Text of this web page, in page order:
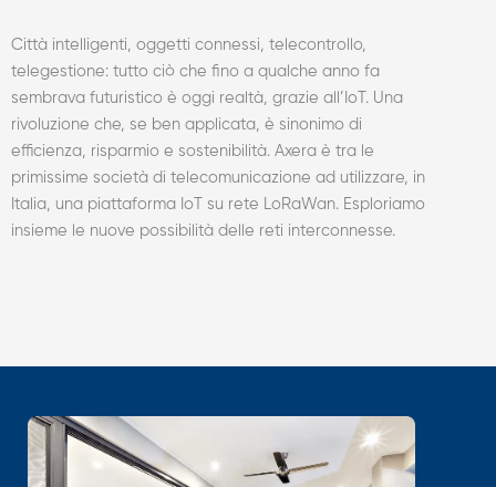
Città intelligenti, oggetti connessi, telecontrollo,
telegestione: tutto ciò che fino a qualche anno fa
sembrava futuristico è oggi realtà, grazie all’IoT. Una
rivoluzione che, se ben applicata, è sinonimo di
efficienza, risparmio e sostenibilità. Axera è tra le
primissime società di telecomunicazione ad utilizzare, in
Italia, una piattaforma IoT su rete LoRaWan. Esploriamo
insieme le nuove possibilità delle reti interconnesse.